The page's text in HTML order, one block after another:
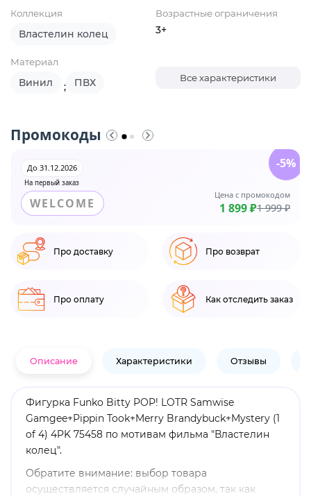
Коллекция
Властелин колец
Возрастные ограничения
3+
Материал
Винил ; ПВХ Все характеристики
Промокоды
На первый заказ
До 31.12.2026
WELCOME
Цена с промокодом
1 899 ₽1 999 ₽
-5%
Про доставку Про возврат
Про оплату Как отследить заказ
Описание Характеристики Отзывы
Фигурка Funko Bitty POP! LOTR Samwise
Gamgee+Pippin Took+Merry Brandybuck+Mystery (1
of 4) 4PK 75458 по мотивам фильма "Властелин
колец".
Обратите внимание: выбор товара
осуществляется случайным образом, так как